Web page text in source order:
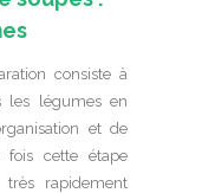
consiste à
les légumes en
et de
fois cette étape
rapidement